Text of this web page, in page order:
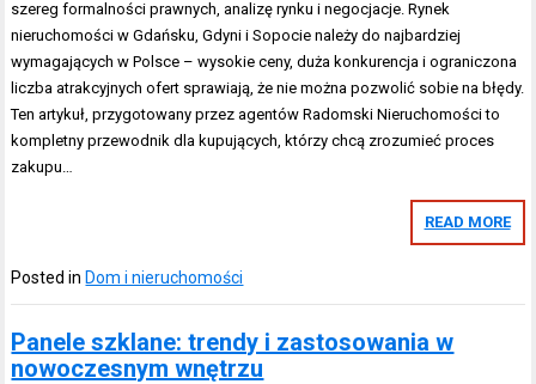
szereg formalności prawnych, analizę rynku i negocjacje. Rynek
nieruchomości w Gdańsku, Gdyni i Sopocie należy do najbardziej
wymagających w Polsce – wysokie ceny, duża konkurencja i ograniczona
liczba atrakcyjnych ofert sprawiają, że nie można pozwolić sobie na błędy.
Ten artykuł, przygotowany przez agentów Radomski Nieruchomości to
kompletny przewodnik dla kupujących, którzy chcą zrozumieć proces
zakupu…
READ MORE
Posted in Dom i nieruchomości
Panele szklane: trendy i zastosowania w
nowoczesnym wnętrzu